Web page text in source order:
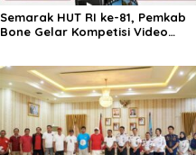
Semarak HUT RI ke-81, Pemkab
Bone Gelar Kompetisi Video